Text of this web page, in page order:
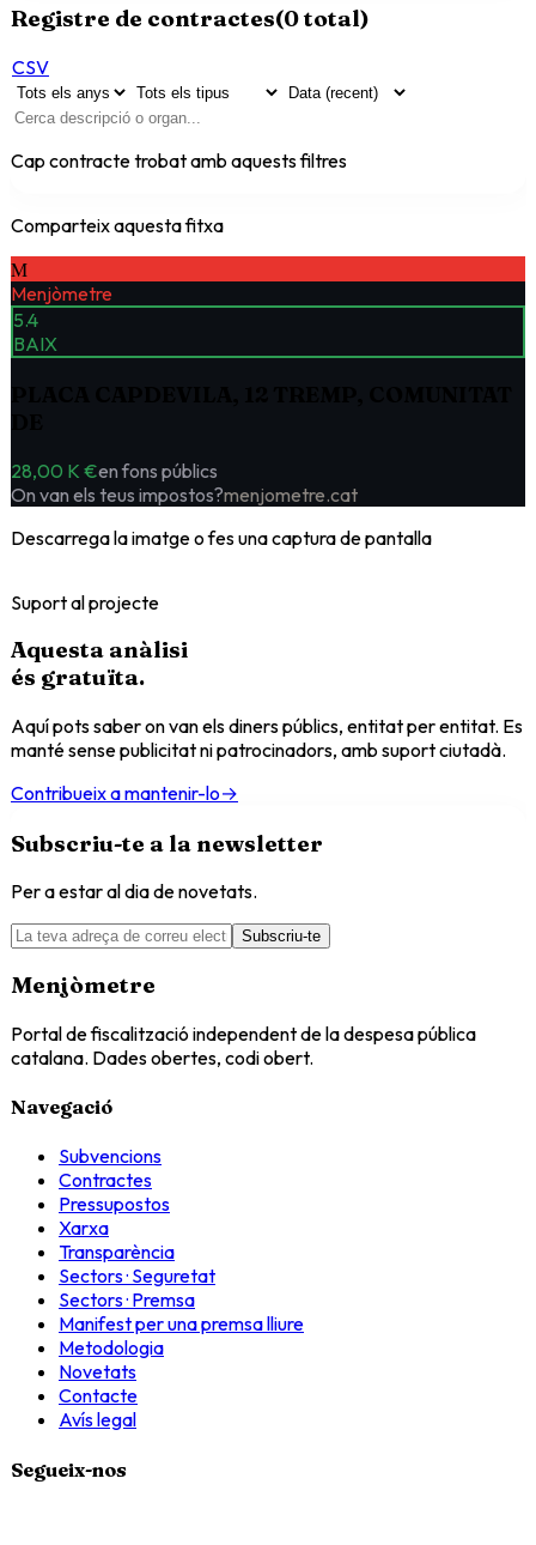
Registre de contractes(0total)
CSV
Cap contracte trobat amb aquests filtres
Comparteix aquesta fitxa
M
Menjòmetre
5.4
BAIX
28,00 K €en fons públics
On van els teus impostos?menjometre.cat
Descarrega la imatge o fes una captura de pantalla
Suport al projecte
Aquesta anàlisi
és gratuïta.
Aquí pots saber on van els diners públics, entitat per entitat. Es
manté sense publicitat ni patrocinadors, amb suport ciutadà.
Contribueix a mantenir-lo→
Subscriu-te a la newsletter
Per a estar al dia de novetats.
Subscriu-te
Menjòmetre
Portal de fiscalització independent de la despesa pública
catalana. Dades obertes, codi obert.
Navegació
Subvencions
Contractes
Pressupostos
Xarxa
Transparència
Sectors · Seguretat
Sectors · Premsa
Manifest per una premsa lliure
Metodologia
Novetats
Contacte
Avís legal
Segueix-nos